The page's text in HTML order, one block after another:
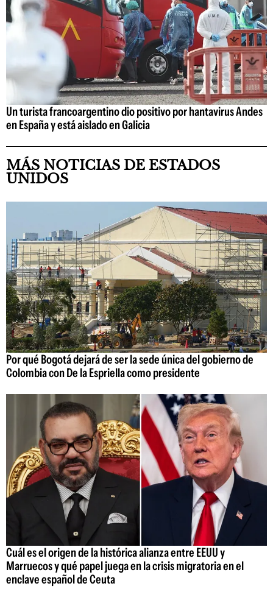
Un turista francoargentino dio positivo por hantavirus Andes
en España y está aislado en Galicia
MÁS NOTICIAS DE ESTADOS
UNIDOS
Por qué Bogotá dejará de ser la sede única del gobierno de
Colombia con De la Espriella como presidente
Cuál es el origen de la histórica alianza entre EEUU y
Marruecos y qué papel juega en la crisis migratoria en el
enclave español de Ceuta